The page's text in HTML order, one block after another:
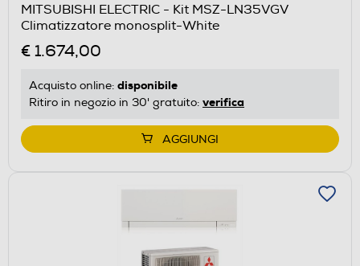
MITSUBISHI ELECTRIC - Kit MSZ-LN35VGV
Climatizzatore monosplit-White
€ 1.674,00
Acquisto online: disponibile
Ritiro in negozio in 30' gratuito: verifica
AGGIUNGI